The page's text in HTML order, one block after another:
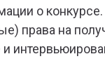
о конкурсе.
права на